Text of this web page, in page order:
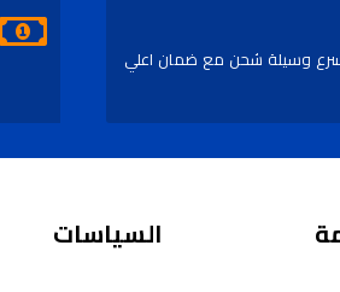
وسيلة شحن مع ضمان اعلي
السياسات